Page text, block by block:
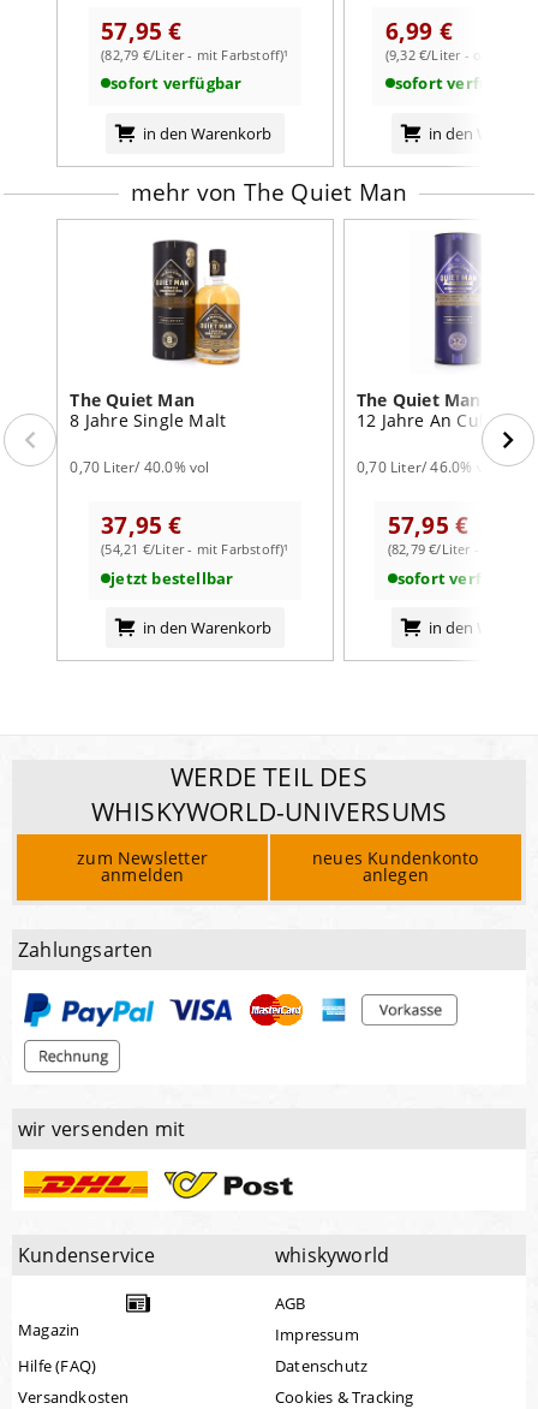
Geschmack : Gerstenmalz und Zitrus, feinherbe
Bittermandel, getoastete Eiche, Süßholz
mittellang, pfeffrig und würzig
weiterlesen auf der Markenseite von The Quiet Man
57,95 €
(82,79 €/Liter - mit Farbstoff)¹
sofort verfügbar
in den Warenkorb
6,99 €
(9,32 €/Liter - ohne
sofort verfügbar
in den
mehr von The Quiet Man
The Quiet Man
8 Jahre Single Malt
0,70 Liter/ 40.0% vol
37,95 €
(54,21 €/Liter - mit Farbstoff)¹
jetzt bestellbar
in den Warenkorb
The Quiet Man
12 Jahre An Culchiste
0,70 Liter/ 46.0% vol
57,95 €
(82,79 €/Liter - mit
sofort verfügbar
in den
WERDE TEIL DES
WHISKYWORLD-UNIVERSUMS
zum Newsletter
anmelden
neues Kundenkonto
anlegen
Zahlungsarten
wir versenden mit
Kundenservice
Magazin
Hilfe (FAQ)
Versandkosten
whiskyworld
AGB
Impressum
Datenschutz
Cookies & Tracking